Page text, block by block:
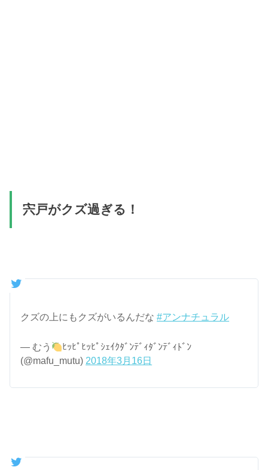
宍戸がクズ過ぎる！
クズの上にもクズがいるんだな#アンナチュラル
— むう
ﾋｯﾋﾟﾋｯﾋﾟｼｪｲｸﾀﾞﾝﾃﾞｨﾀﾞﾝﾃﾞｨﾄﾞﾝ
(@mafu_mutu) 2018年3月16日